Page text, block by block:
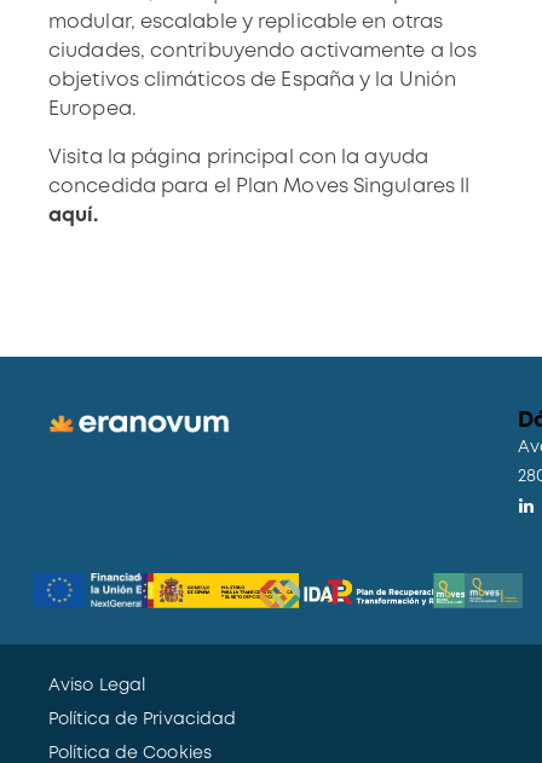
modular, escalable y replicable en otras
ciudades, contribuyendo activamente a los
objetivos climáticos de España y la Unión
Europea.
Visita la página principal con la ayuda
concedida para el Plan Moves Singulares II
aquí.
Aviso Legal
Política de Privacidad
Política de Cookies